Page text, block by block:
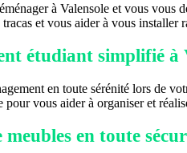
à Valensole et vous vous
tracas et vous aider à vous installer
étudiant simplifié à
en toute sérénité lors de
pour vous aider à organiser et
en toute